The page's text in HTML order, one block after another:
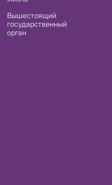
Вышестоящий
государственный
орган